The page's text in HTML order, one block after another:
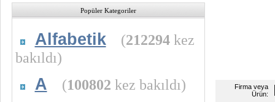
Popüler Kategoriler
Alfabetik (212294kez
bakıldı)
A (100802 kez bakıldı)
Firma veya
Ürün: